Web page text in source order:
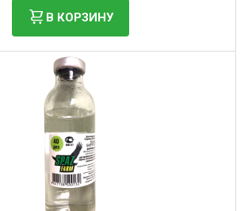
В КОРЗИНУ